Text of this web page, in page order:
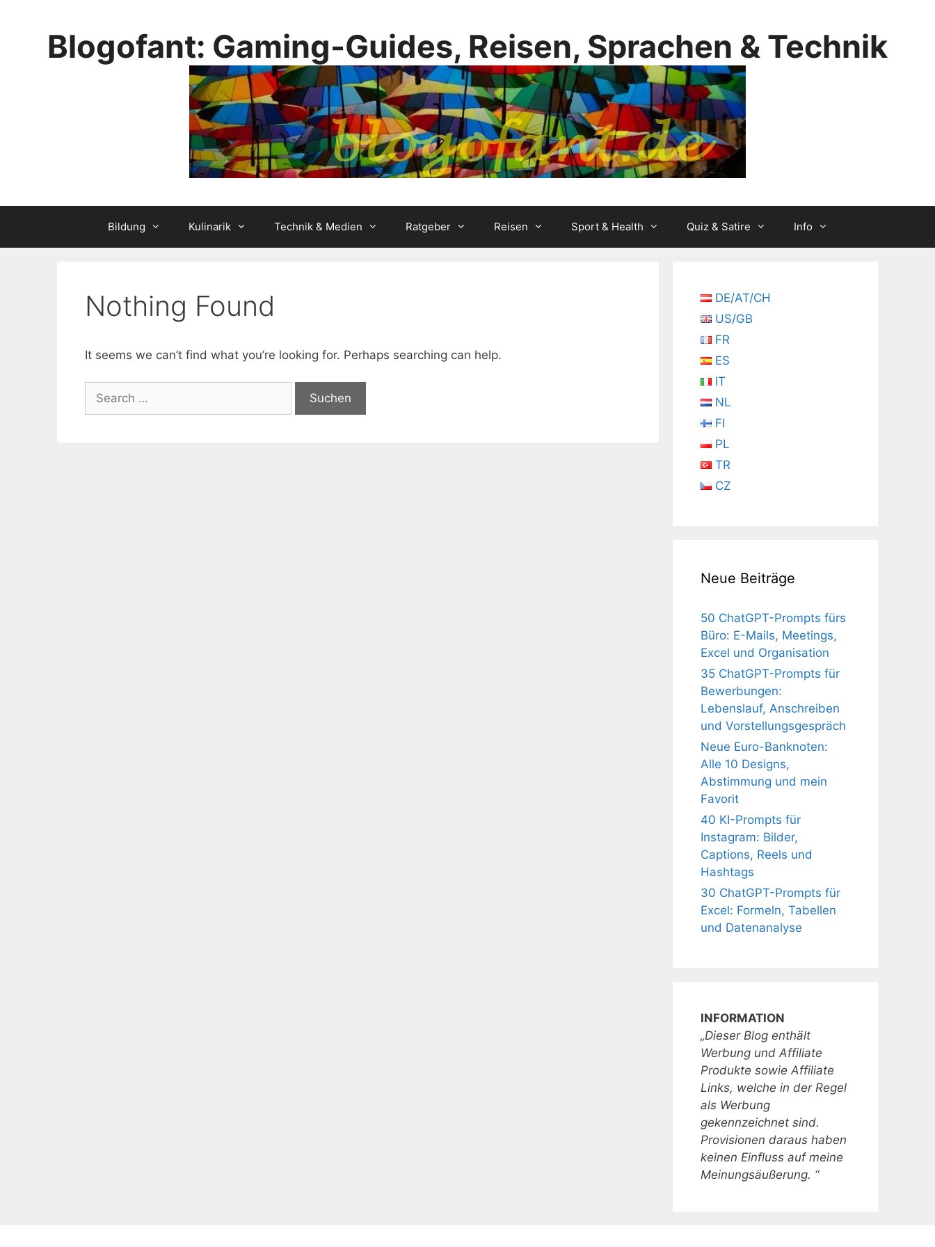
Blogofant: Gaming-Guides, Reisen, Sprachen & Technik
Bildung Kulinarik Technik & Medien Ratgeber Reisen Sport & Health Quiz & Satire Info
Nothing Found
It seems we can’t find what you’re looking for. Perhaps searching can help.
nach:
DE/AT/CH
US/GB
FR
ES
IT
NL
FI
PL
TR
CZ
Neue Beiträge
50 ChatGPT-Prompts fürs
Büro: E-Mails, Meetings,
Excel und Organisation
35 ChatGPT-Prompts für
Bewerbungen:
Lebenslauf, Anschreiben
und Vorstellungsgespräch
Neue Euro-Banknoten:
Alle 10 Designs,
Abstimmung und mein
Favorit
40 KI-Prompts für
Instagram: Bilder,
Captions, Reels und
Hashtags
30 ChatGPT-Prompts für
Excel: Formeln, Tabellen
und Datenanalyse
INFORMATION
„Dieser Blog enthält
Werbung und Affiliate
Produkte sowie Affiliate
Links, welche in der Regel
als Werbung
gekennzeichnet sind.
Provisionen daraus haben
keinen Einfluss auf meine
Meinungsäußerung. “